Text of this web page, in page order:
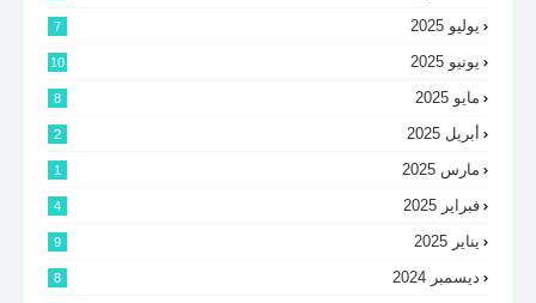
يوليو 2025 7
يونيو 2025 10
مايو 2025 8
أبريل 2025 2
مارس 2025 1
فبراير 2025 4
يناير 2025 9
ديسمبر 2024 8